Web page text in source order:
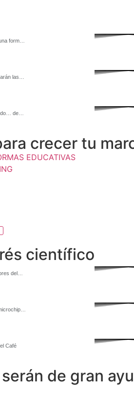
form…
las…
de…
crecer tu
EDUCATIVAS
científico
del…
Café
de gran